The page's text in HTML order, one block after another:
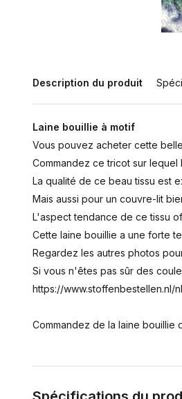
Description du produit
Laine bouillie à motif
Vous pouvez acheter cette
Commandez ce tricot sur
La qualité de ce beau tissu est
Mais aussi pour un couvre-lit
L'aspect tendance de ce tissu
Cette laine bouillie a une forte
Regardez les autres photos
Si vous n'êtes pas sûr des
https://www.stoffenbestellen.nl/
Commandez de la laine bouillie